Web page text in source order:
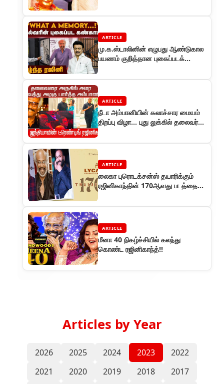
ARTICLE
மு.க.ஸ்டாலினின் எழுபது ஆண்டுகால
பயணம் குறித்தான புகைப்படக்
பார்வையிட்டார்
ARTICLE
நீடா அம்பானியின் கலாச்சார மையம்
திறப்பு விழா... புது லுக்கில் தலைவர்
ARTICLE
லைகா புரொடக்சன்ஸ் தயாரிக்கும்
ரஜினிகாந்தின் 170ஆவது படத்தை
இயக்குகிறார்
ARTICLE
மீனா 40 நிகழ்ச்சியில் கலந்து
கொண்ட ரஜினிகாந்த்!!
Articles by Year
2026 2025 2024 2023
2022
2021
2020 2019 2018
2017